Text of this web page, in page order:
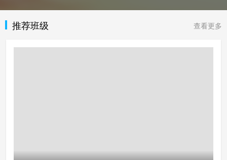
推荐班级 查看更多